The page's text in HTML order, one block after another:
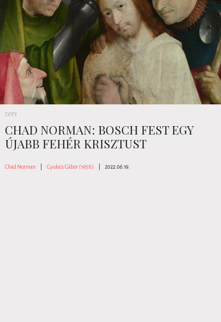
vers
CHAD NORMAN: BOSCH FEST EGY
ÚJABB FEHÉR KRISZTUST
Chad Norman Gyukics Gábor (1958) 2022.06.19.